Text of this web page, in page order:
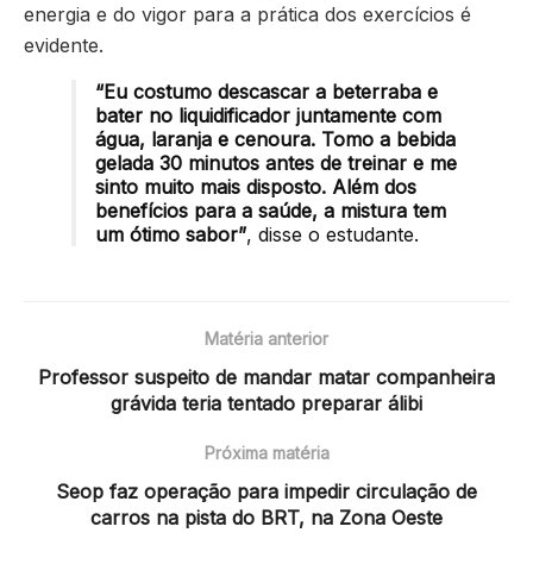
energia e do vigor para a prática dos exercícios é
evidente.
“Eu costumo descascar a beterraba e
bater no liquidificador juntamente com
água, laranja e cenoura. Tomo a bebida
gelada 30 minutos antes de treinar e me
sinto muito mais disposto. Além dos
benefícios para a saúde, a mistura tem
um ótimo sabor”, disse o estudante.
Matéria anterior
Professor suspeito de mandar matar companheira
grávida teria tentado preparar álibi
Próxima matéria
Seop faz operação para impedir circulação de
carros na pista do BRT, na Zona Oeste